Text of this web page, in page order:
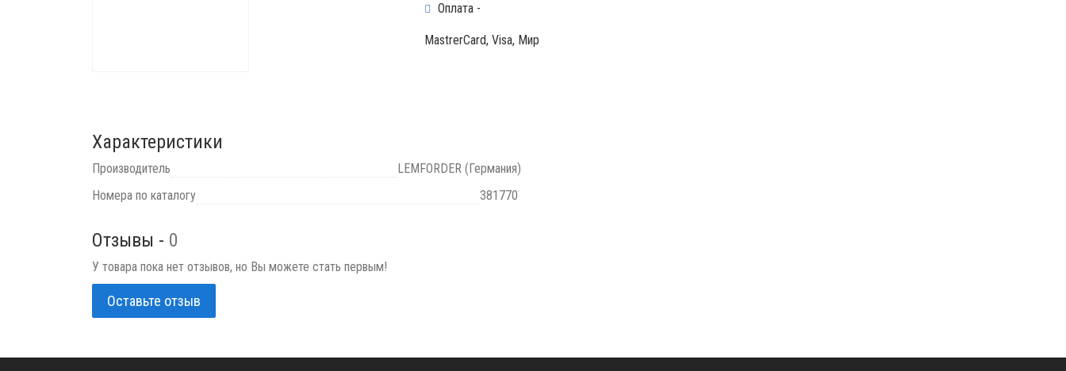
Оплата -
MastrerCard, Visa, Мир
Характеристики
Производитель
LEMFORDER (Германия)
Номера по каталогу
381770
Отзывы - 0
У товара пока нет отзывов, но Вы можете стать первым!
Оставьте отзыв